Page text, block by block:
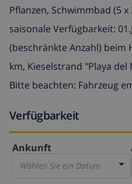
Pflanzen, Schwimmbad (5
saisonale Verfügbarkeit:
(beschränkte Anzahl) beim
km, Kieselstrand "Playa del
Bitte beachten: Fahrzeug
Verfügbarkeit
Ankunft
Wählen Sie ein Datum